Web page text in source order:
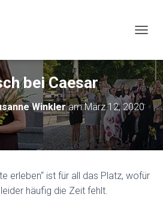
V
I
G
A
T
N
U
S
bei Caesar
WinkleramMärz 12, 2020
erleben“ ist für all das Platz, wofür
häufig die Zeit fehlt.